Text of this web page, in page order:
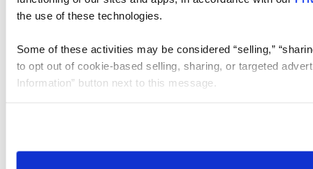
the use of these technologies.
Some of these activities may be considered “selling,”
to opt out of cookie-based selling, sharing, or targeted
Information” button next to this message.
need to be set again.